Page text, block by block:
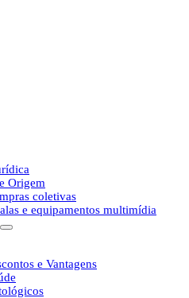
Origem
coletivas
e equipamentos multimídia
e Vantagens